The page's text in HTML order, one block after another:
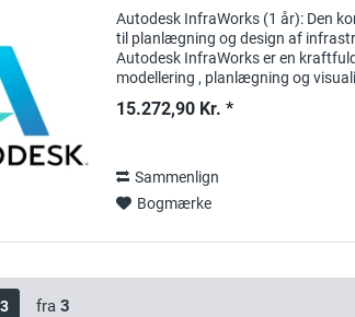
Autodesk InfraWorks (1 år): Den
til planlægning og design af
Autodesk InfraWorks er en
modellering , planlægning og
15.272,90 Kr. *
Sammenlign
Bogmærke
3 fra 3